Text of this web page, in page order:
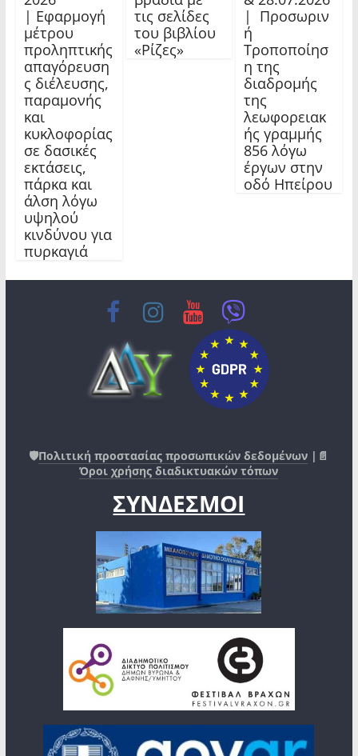
| Εφαρμογή
μέτρου
προληπτικής
απαγόρευση
ς διέλευσης,
παραμονής
και
κυκλοφορίας
σε δασικές
εκτάσεις,
πάρκα και
άλση λόγω
υψηλού
κινδύνου για
πυρκαγιά
τις σελίδες
του βιβλίου
«Ρίζες»
| Προσωριν
ή
Τροποποίησ
η της
διαδρομής
της
λεωφορειακ
ής γραμμής
856 λόγω
έργων στην
οδό Ηπείρου
🛡️Πολιτική προστασίας προσωπικών δεδομένων |📄
Όροι χρήσης διαδικτυακών τόπων
ΣΥΝΔΕΣΜΟΙ